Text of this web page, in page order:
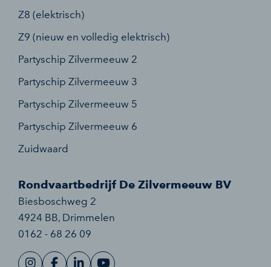
Z8 (elektrisch)
Z9 (nieuw en volledig elektrisch)
Partyschip Zilvermeeuw 2
Partyschip Zilvermeeuw 3
Partyschip Zilvermeeuw 5
Partyschip Zilvermeeuw 6
Zuidwaard
Rondvaartbedrijf De Zilvermeeuw BV
Biesboschweg 2
4924 BB, Drimmelen
0162 - 68 26 09